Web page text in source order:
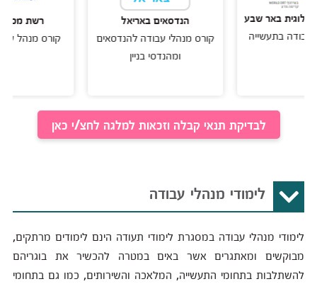
באר שבע
בתעשייה
הנדסאים באריאל
קורס מנהלי עבודה להנדסאים
ומהנדסי בניין
רשת מכללות
קורס מנהל עבודה
לבדיקת תנאי קבלה וזכאות למלגה לחצ/י כאן
לימודי מנהלי עבודה
לימודי מנהלי עבודה במסגרת לימודי תעודה הינם לימודים מרתקים,
מבוקשים ומאתגרים אשר באים במטרה להכשיר את בוגריהם
להשתלבות בתחומי התעשייה, המלאכה והשירותים, כמו גם בתחומי